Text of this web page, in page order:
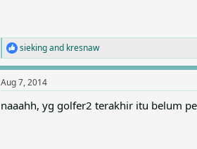
R
e
c
i
siekingand kresnaw
Aug 7, 2014
naaahh, yg golfer2 terakhir itu belum